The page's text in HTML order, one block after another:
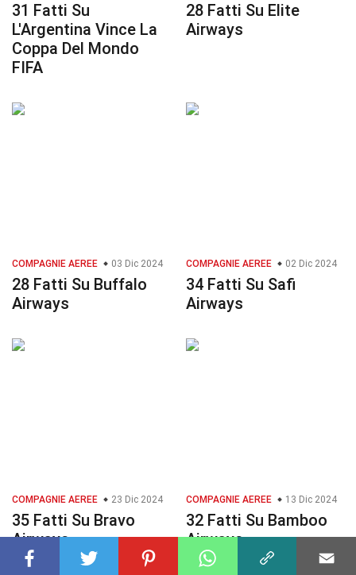
31 Fatti Su
L'Argentina Vince La
Coppa Del Mondo
FIFA
28 Fatti Su Elite
Airways
COMPAGNIE AEREE 03 Dic 2024
28 Fatti Su Buffalo
Airways
COMPAGNIE AEREE 02 Dic 2024
34 Fatti Su Safi
Airways
COMPAGNIE AEREE 23 Dic 2024
35 Fatti Su Bravo
Airways
COMPAGNIE AEREE 13 Dic 2024
32 Fatti Su Bamboo
Airways